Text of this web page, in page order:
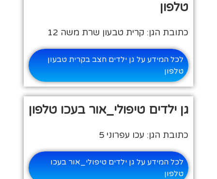
טלפון
כתובת הגן: קרית טבעון שרת משה 12
לכל המידע על גן ילדים חצב בקרית טבעון
טלפון
גן ילדים טיפולי_אור בעכו טלפון
כתובת הגן: עכו עפרוני 5
לכל המידע על גן ילדים טיפולי_אור בעכו
טלפון